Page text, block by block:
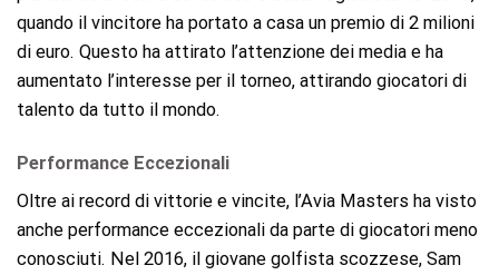
quando il vincitore ha portato a casa un premio di 2 milioni
di euro. Questo ha attirato l’attenzione dei media e ha
aumentato l’interesse per il torneo, attirando giocatori di
talento da tutto il mondo.
Performance Eccezionali
Oltre ai record di vittorie e vincite, l’Avia Masters ha visto
anche performance eccezionali da parte di giocatori meno
conosciuti. Nel 2016, il giovane golfista scozzese, Sam